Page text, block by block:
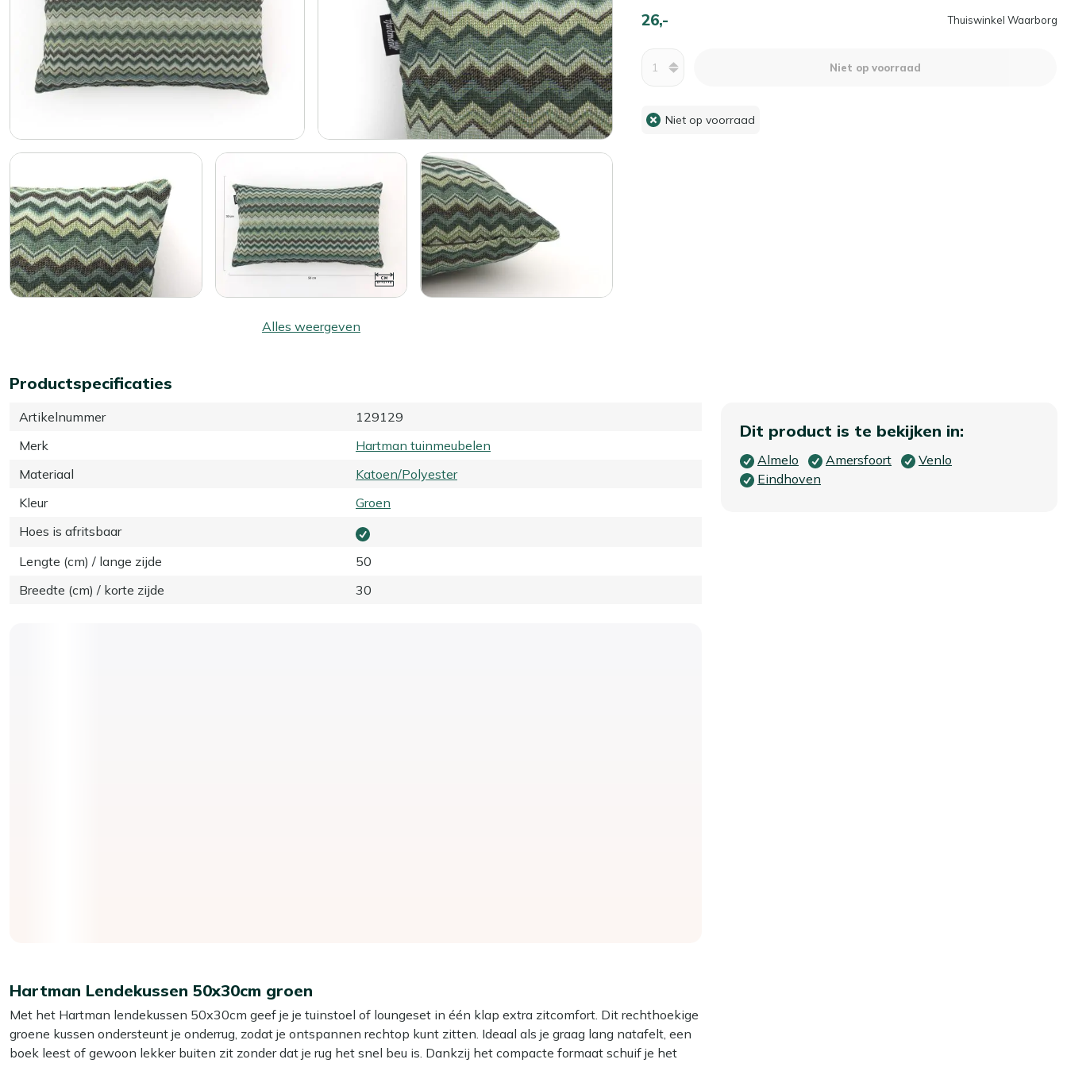
Alles weergeven
26,- Thuiswinkel Waarborg
Niet op voorraad
Niet op voorraad
Productspecificaties
Artikelnummer
129129
Merk
Hartman tuinmeubelen
Materiaal
Katoen/Polyester
Kleur
Groen
Hoes is afritsbaar
Lengte (cm) / lange zijde
50
Breedte (cm) / korte zijde
30
Dit product is te bekijken in:
Almelo Amersfoort
Venlo
Eindhoven
Hartman Lendekussen 50x30cm groen
Met het Hartman lendekussen 50x30cm geef je je tuinstoel of loungeset in één klap extra zitcomfort. Dit rechthoekige
groene kussen ondersteunt je onderrug, zodat je ontspannen rechtop kunt zitten. Ideaal als je graag lang natafelt, een
boek leest of gewoon lekker buiten zit zonder dat je rug het snel beu is. Dankzij het compacte formaat schuif je het